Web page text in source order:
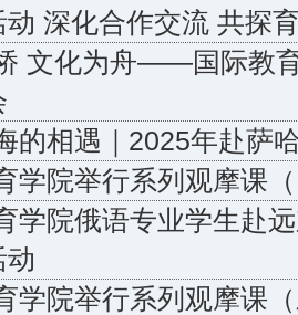
深化合作交流 共探
文化为舟——国际教
的相遇｜2025年赴萨
学院举行系列观摩课
学院俄语专业学生赴
动
学院举行系列观摩课